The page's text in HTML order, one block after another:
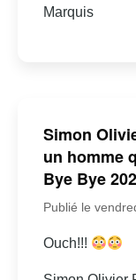
Marquis
Simon
un homme
Bye Bye
Publié le
Ouch!!!